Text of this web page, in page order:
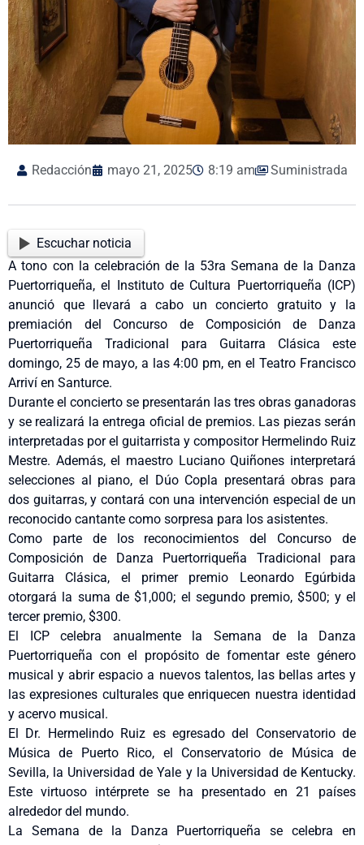
Redacción mayo 21, 2025 8:19 am Suministrada
Escuchar noticia
A tono con la celebración de la 53ra Semana de la Danza
Puertorriqueña, el Instituto de Cultura Puertorriqueña (ICP)
anunció que llevará a cabo un concierto gratuito y la
premiación del Concurso de Composición de Danza
Puertorriqueña Tradicional para Guitarra Clásica este
domingo, 25 de mayo, a las 4:00 pm, en el Teatro Francisco
Arriví en Santurce.
Durante el concierto se presentarán las tres obras ganadoras
y se realizará la entrega oficial de premios. Las piezas serán
interpretadas por el guitarrista y compositor Hermelindo Ruiz
Mestre. Además, el maestro Luciano Quiñones interpretará
selecciones al piano, el Dúo Copla presentará obras para
dos guitarras, y contará con una intervención especial de un
reconocido cantante como sorpresa para los asistentes.
Como parte de los reconocimientos del Concurso de
Composición de Danza Puertorriqueña Tradicional para
Guitarra Clásica, el primer premio Leonardo Egúrbida
otorgará la suma de $1,000; el segundo premio, $500; y el
tercer premio, $300.
El ICP celebra anualmente la Semana de la Danza
Puertorriqueña con el propósito de fomentar este género
musical y abrir espacio a nuevos talentos, las bellas artes y
las expresiones culturales que enriquecen nuestra identidad
y acervo musical.
El Dr. Hermelindo Ruiz es egresado del Conservatorio de
Música de Puerto Rico, el Conservatorio de Música de
Sevilla, la Universidad de Yale y la Universidad de Kentucky.
Este virtuoso intérprete se ha presentado en 21 países
alrededor del mundo.
La Semana de la Danza Puertorriqueña se celebra en